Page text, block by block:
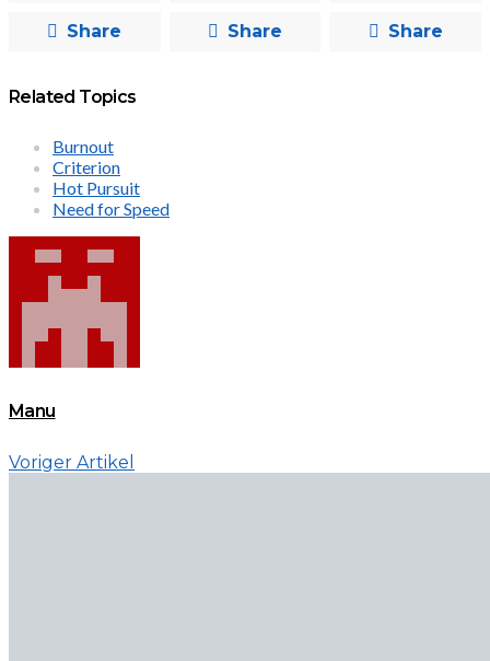
Share Share Share
Related Topics
Burnout
Criterion
Hot Pursuit
Need for Speed
Manu
Voriger Artikel